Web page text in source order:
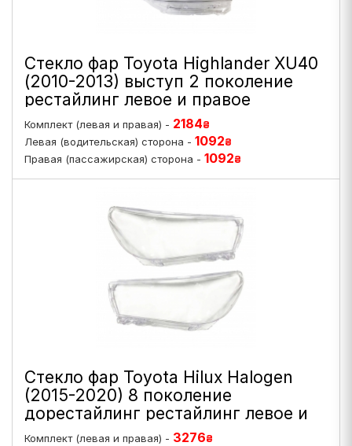
Стекло фар Toyota Highlander XU40
(2010-2013) выступ 2 поколение
рестайлинг левое и правое
Комплект (левая и правая) - 2184₴
Левая (водительская) сторона - 1092₴
Правая (пассажирская) сторона - 1092₴
Стекло фар Toyota Hilux Halogen
(2015-2020) 8 поколение
дорестайлинг рестайлинг левое и
правое
Комплект (левая и правая) - 3276₴